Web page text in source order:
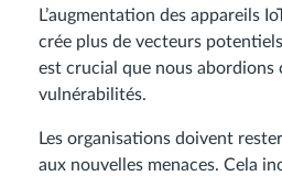
L’augmentation des appareils
crée plus de vecteurs
est crucial que nous abordions
vulnérabilités.
Les organisations doivent
aux nouvelles menaces. Cela